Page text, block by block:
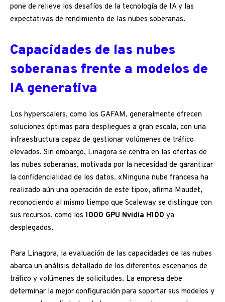
pone de relieve los desafíos de la tecnología de IA y las
expectativas de rendimiento de las nubes soberanas.
Capacidades de las nubes
soberanas frente a modelos de
IA generativa
Los hyperscalers, como los GAFAM, generalmente ofrecen
soluciones óptimas para despliegues a gran escala, con una
infraestructura capaz de gestionar volúmenes de tráfico
elevados. Sin embargo, Linagora se centra en las ofertas de
las nubes soberanas, motivada por la necesidad de garantizar
la confidencialidad de los datos. «Ninguna nube francesa ha
realizado aún una operación de este tipo», afirma Maudet,
reconociendo al mismo tiempo que Scaleway se distingue con
sus recursos, como los 1000 GPU Nvidia H100 ya
desplegados.
Para Linagora, la evaluación de las capacidades de las nubes
abarca un análisis detallado de los diferentes escenarios de
tráfico y volúmenes de solicitudes. La empresa debe
determinar la mejor configuración para soportar sus modelos y